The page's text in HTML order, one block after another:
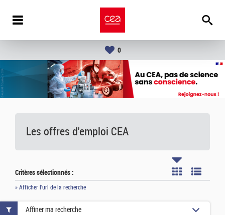
0
Les offres d'emploi CEA
Critères sélectionnés :
» Afficher l'url de la recherche
Affiner ma recherche